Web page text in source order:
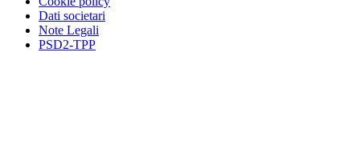
Dati societari
Note Legali
PSD2-TPP